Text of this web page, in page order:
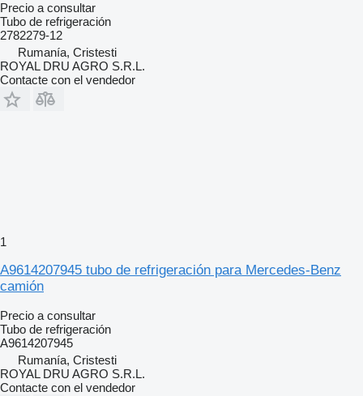
Precio a consultar
Tubo de refrigeración
2782279-12
Rumanía, Cristesti
ROYAL DRU AGRO S.R.L.
Contacte con el vendedor
1
A9614207945 tubo de refrigeración para Mercedes-Benz
camión
Precio a consultar
Tubo de refrigeración
A9614207945
Rumanía, Cristesti
ROYAL DRU AGRO S.R.L.
Contacte con el vendedor